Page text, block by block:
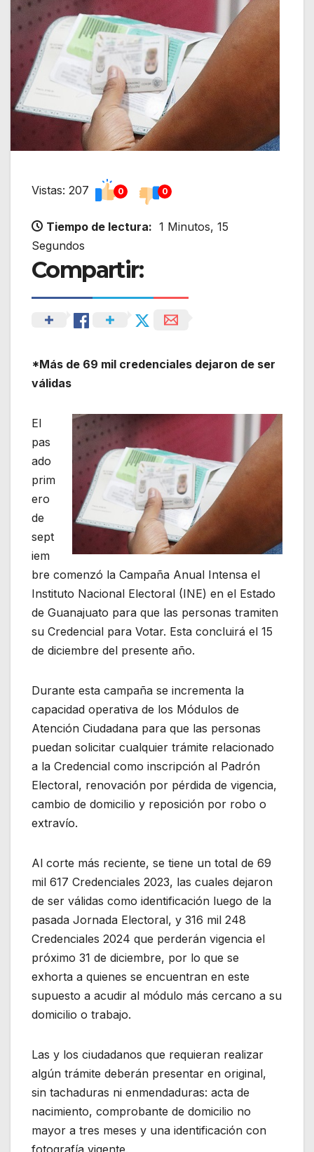
Vistas: 207 0 0
Tiempo de lectura: 1 Minutos, 15
Segundos
Compartir:
*Más de 69 mil credenciales dejaron de ser
válidas
El
pas
ado
prim
ero
de
sept
iem
bre comenzó la Campaña Anual Intensa el
Instituto Nacional Electoral (INE) en el Estado
de Guanajuato para que las personas tramiten
su Credencial para Votar. Esta concluirá el 15
de diciembre del presente año.
Durante esta campaña se incrementa la
capacidad operativa de los Módulos de
Atención Ciudadana para que las personas
puedan solicitar cualquier trámite relacionado
a la Credencial como inscripción al Padrón
Electoral, renovación por pérdida de vigencia,
cambio de domicilio y reposición por robo o
extravío.
Al corte más reciente, se tiene un total de 69
mil 617 Credenciales 2023, las cuales dejaron
de ser válidas como identificación luego de la
pasada Jornada Electoral, y 316 mil 248
Credenciales 2024 que perderán vigencia el
próximo 31 de diciembre, por lo que se
exhorta a quienes se encuentran en este
supuesto a acudir al módulo más cercano a su
domicilio o trabajo.
Las y los ciudadanos que requieran realizar
algún trámite deberán presentar en original,
sin tachaduras ni enmendaduras: acta de
nacimiento, comprobante de domicilio no
mayor a tres meses y una identificación con